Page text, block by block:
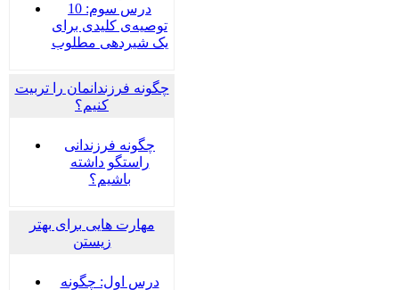
درس سوم: 10
توصیه‌ی کلیدی برای
یک شیردهی مطلوب
چگونه فرزندانمان را تربیت
کنیم؟
چگونه فرزندانی
راستگو داشته
باشیم؟
مهارت هایی برای بهتر
زیستن
درس اول: چگونه